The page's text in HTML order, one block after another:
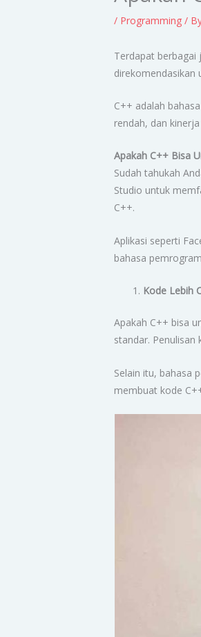
/ Programming /
Terdapat berbagai
direkomendasikan
C++ adalah
rendah, dan
Apakah C++ Bisa
Sudah tahukah
Studio untuk
C++.
Aplikasi seperti
bahasa
Kode Lebih
Apakah C++ bisa
standar. Penulisan
Selain itu, bahasa
membuat kode